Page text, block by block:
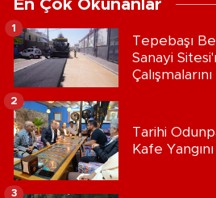
En Çok Okunanlar
Tepebaşı
Sanayi
1
Tarihi
Kafe
2
3